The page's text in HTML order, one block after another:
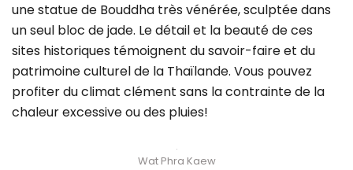
une statue de Bouddha très vénérée, sculptée dans
un seul bloc de jade. Le détail et la beauté de ces
sites historiques témoignent du savoir-faire et du
patrimoine culturel de la Thaïlande. Vous pouvez
profiter du climat clément sans la contrainte de la
chaleur excessive ou des pluies!
Wat Phra Kaew